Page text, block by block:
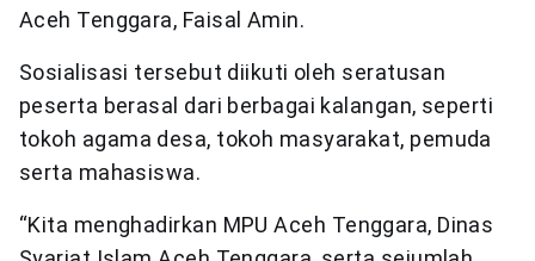
Aceh Tenggara, Faisal Amin.
Sosialisasi tersebut diikuti oleh seratusan
peserta berasal dari berbagai kalangan, seperti
tokoh agama desa, tokoh masyarakat, pemuda
serta mahasiswa.
“Kita menghadirkan MPU Aceh Tenggara, Dinas